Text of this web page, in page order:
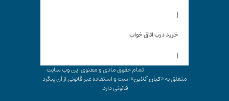
|
خرید درب اتاق خواب
|
تمام حقوق مادی و معنوی این وب سایت
متعلق به «کیان آنلاین» است و استفاده غیر قانونی از آن پیگرد
قانونی دارد.